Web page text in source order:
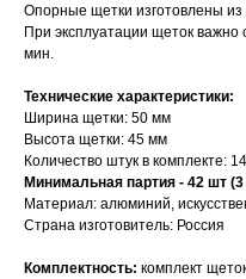
Опорные щетки изготовлены из
При эксплуатации щеток
мин.
Технические характеристики:
Ширина щетки: 50 мм
Высота щетки: 45 мм
Количество штук в комплекте:
Минимальная партия - 42 шт
Материал: алюминий,
Страна изготовитель: Россия
Комплектность: комплект